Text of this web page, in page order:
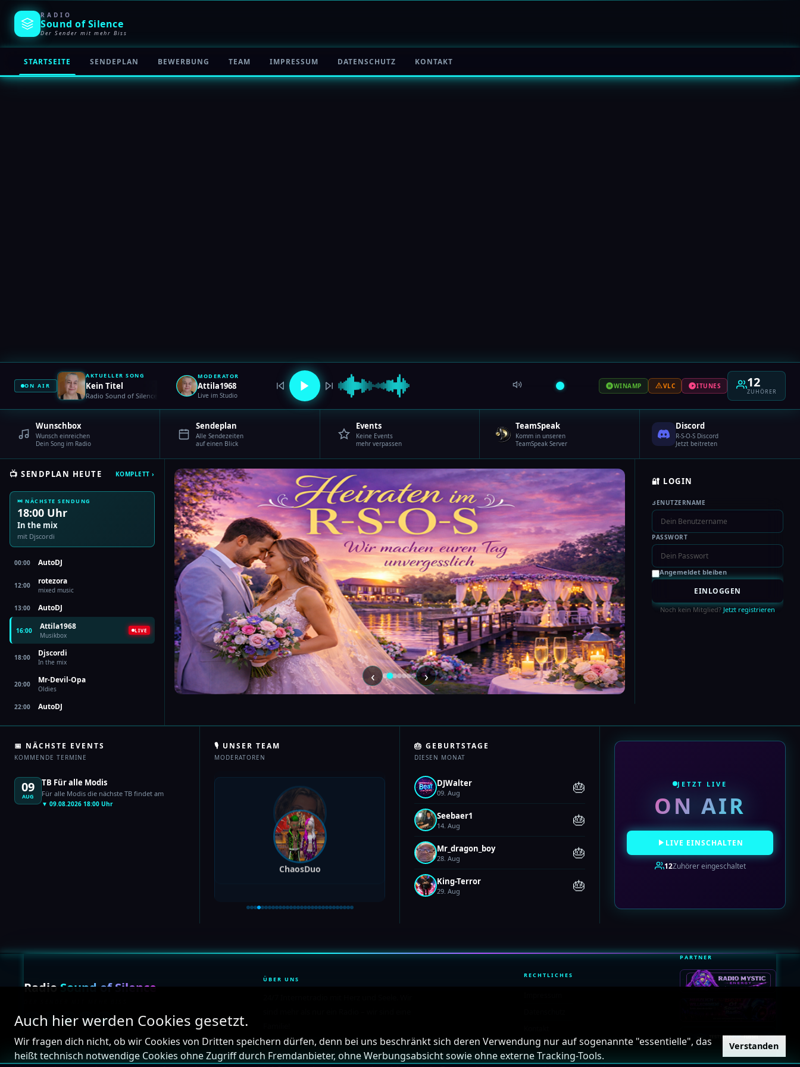
Auch hier werden Cookies gesetzt.
Wir fragen dich nicht, ob wir Cookies von Dritten speichern dürfen, denn bei uns beschränkt sich deren Verwendung nur auf sogenannte "essentielle", das
heißt technisch notwendige Cookies ohne Zugriff durch Fremdanbieter, ohne Werbungsabsicht sowie ohne externe Tracking-Tools.
Verstanden
RADIO
Sound ofSilence
Der Sender mit mehr Biss
STARTSEITE SENDEPLAN BEWERBUNG TEAM IMPRESSUM DATENSCHUTZ KONTAKT
ON AIR
AKTUELLER SONG
Kein Titel
Radio Sound of Silence
MODERATOR
Attila1968
Live im Studio
WINAMP VLC ITUNES 12
ZUHÖRER
Wunschbox
Wunsch einreichen
Dein Song im Radio
Sendeplan
Alle Sendezeiten
auf einen Blick
Events
Keine Events
mehr verpassen
TeamSpeak
Komm in unseren
TeamSpeak Server
Discord
R-S-O-S Discord
Jetzt beitreten
📺 SENDPLAN HEUTE KOMPLETT ›
⏭ NÄCHSTE SENDUNG
18:00 Uhr
In the mix
mit Djscordi
00:00 AutoDJ
12:00 rotezora
mixed music
13:00 AutoDJ
16:00 Attila1968
Musikbox
LIVE
18:00 Djscordi
In the mix
20:00 Mr-Devil-Opa
Oldies
22:00 AutoDJ
‹ ›
🔐 LOGIN
BENUTZERNAME
PASSWORT
Angemeldet bleiben
Noch kein Mitglied? Jetzt registrieren
📅 NÄCHSTE EVENTS
KOMMENDE TERMINE
09
AUG
TB Für alle Modis
Für alle Modis die nächste TB findet am
▼ 09.08.2026 18:00 Uhr
🎙 UNSER TEAM
MODERATOREN
ChaosDuo
🎂 GEBURTSTAGE
DIESEN MONAT
DJWalter
09. Aug 🎂
Seebaer1
14. Aug 🎂
Mr_dragon_boy
28. Aug 🎂
King-Terror
29. Aug 🎂
JETZT LIVE
ON AIR
LIVE EINSCHALTEN
12Zuhörer eingeschaltet
Radio Sound of Silence
ÜBER UNS
RECHTLICHES
PARTNER